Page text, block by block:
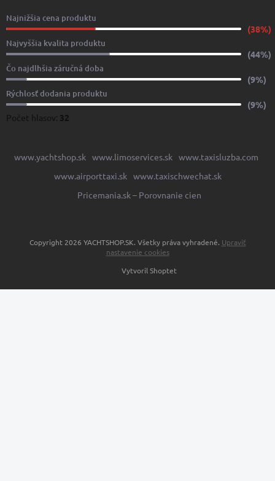
Najnižšia cena produktu
(38%)
Najvyššia kvalita produktu
(44%)
Čo najdlhšia záručná doba
(9%)
Rýchlosť dodania produktu
(9%)
Počet hlasov: 32
www.yachtshop.sk www.limoservices.sk www.taxisluzba.com
www.airporttaxi.sk www.taxischwechat.sk
Pricemania.sk – Porovnanie cien
Vytvoril Shoptet
Copyright 2026 YACHTSHOP.SK. Všetky práva vyhradené. Upraviť
nastavenie cookies